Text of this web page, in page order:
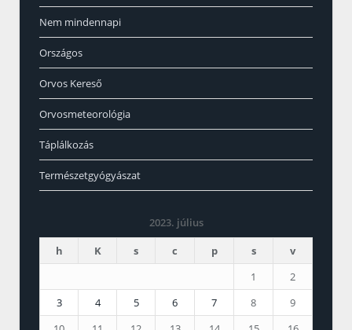
Nem mindennapi
Országos
Orvos Kereső
Orvosmeteorológia
Táplálkozás
Természetgyógyászat
2023. július
h
K s c p s
v
1
2
3
4 5 6 7 8
9